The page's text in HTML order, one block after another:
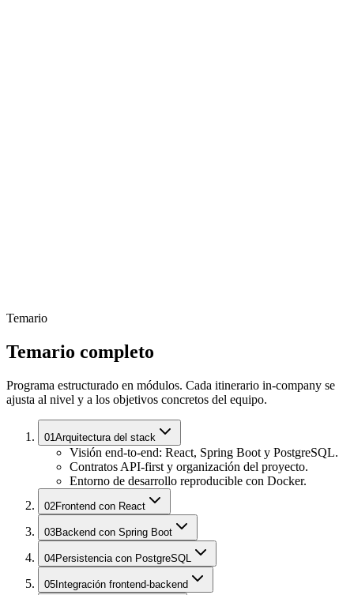
Temario
Temario completo
Programa estructurado en módulos. Cada itinerario in-company se
ajusta al nivel y a los objetivos concretos del equipo.
01Arquitectura del stack
Visión end-to-end: React, Spring Boot y PostgreSQL.
Contratos API-first y organización del proyecto.
Entorno de desarrollo reproducible con Docker.
02Frontend con React
03Backend con Spring Boot
04Persistencia con PostgreSQL
05 Integración frontend-backend